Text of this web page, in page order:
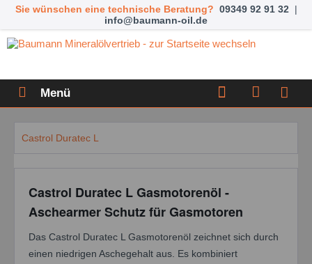
Sie wünschen eine technische Beratung? 09349 92 91 32 |
info@baumann-oil.de
Menü
Castrol Duratec L
Castrol Duratec L Gasmotorenöl -
Aschearmer Schutz für Gasmotoren
Das Castrol Duratec L Gasmotorenöl zeichnet sich durch
einen niedrigen Aschegehalt aus. Es kombiniert